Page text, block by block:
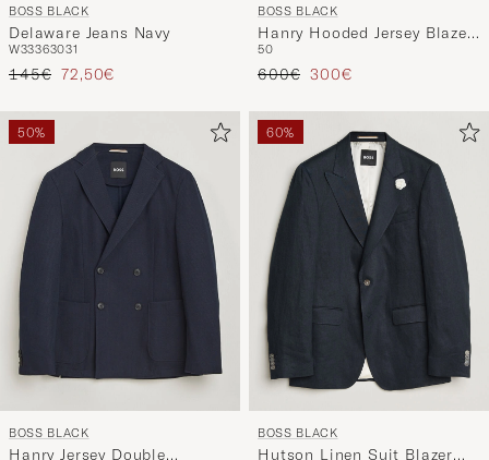
BOSS BLACK
Delaware Jeans Navy
W33363031
Reguliere prijs
145€ Verlaagd prijs
72,50€
BOSS BLACK
Hanry Hooded Jersey Blazer
Dark Beige
50
Reguliere prijs
600€ Verlaagd prijs
300€
50%
BOSS BLACK
Hanry Jersey Double
60%
BOSS BLACK
Hutson Linen Suit Blazer